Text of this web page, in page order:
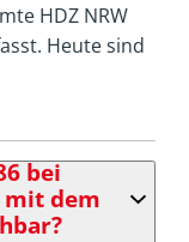
HDZ NRW
Heute sind
bei
mit dem